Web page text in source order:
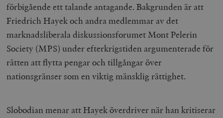
förbigående ett talande antagande. Bakgrunden är att
Friedrich Hayek och andra medlemmar av det
marknadsliberala diskussionsforumet Mont Pelerin
Society (MPS) under efterkrigstiden argumenterade för
rätten att flytta pengar och tillgångar över
nationsgränser som en viktig mänsklig rättighet.
Slobodian menar att Hayek överdriver när han kritiserar